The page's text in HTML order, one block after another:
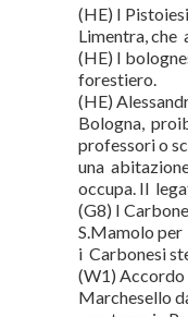
(HE) I
Limentra, che
(HE) I
forestiero.
(HE)
Bologna,
professori o
una
occupa. Il
(G8) I
S.Mamolo
i Carbonesi
(W1)
Marchesello